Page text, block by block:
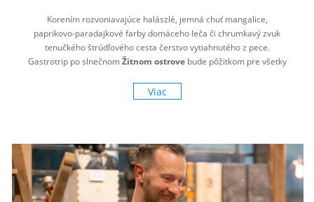
Korením rozvoniavajúce halászlé, jemná chuť mangalice,
paprikovo-paradajkové farby domáceho leča či chrumkavý zvuk
tenučkého štrúdľového cesta čerstvo vytiahnutého z pece.
Gastrotrip po slnečnomŽitnom ostrovebude pôžitkom pre všetky
Viac